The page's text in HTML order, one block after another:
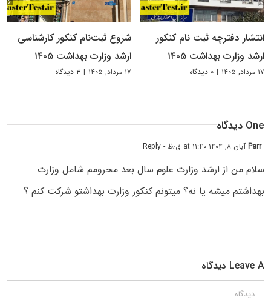
انتشار دفترچه ثبت نام کنکور
ارشد وزارت بهداشت ۱۴۰۵
۱۷ مرداد, ۱۴۰۵ | ۰ دیدگاه
شروع ثبت‌نام کنکور کارشناسی
ارشد وزارت بهداشت ۱۴۰۵
۱۷ مرداد, ۱۴۰۵ | ۳ دیدگاه
One دیدگاه
Parrآبان ۸, ۱۴۰۴ at ۱۱:۴۰ ق٫ظ - Reply
سلام من از ارشد وزارت علوم سال بعد محرومم شامل وزارت
بهداشتم میشه یا نه؟ میتونم کنکور وزارت بهداشتو شرکت کنم ؟
Leave A دیدگاه
دیدگاه